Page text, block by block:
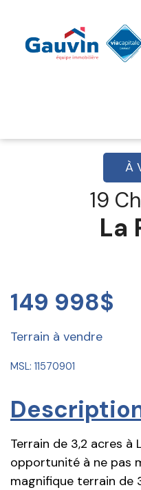
À
19
La
149 998$
Terrain à vendre
MSL: 11570901
Terrain de 3,2 acres à
opportunité à ne pas
magnifique terrain de